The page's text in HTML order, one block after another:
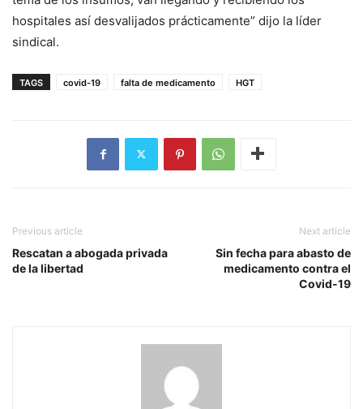
hospitales así desvalijados prácticamente” dijo la líder
sindical.
TAGS covid-19 falta de medicamento HGT
Previous article
Rescatan a abogada privada
de la libertad
Next article
Sin fecha para abasto de
medicamento contra el
Covid-19